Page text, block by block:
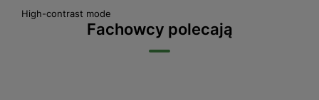
High-contrast mode
Fachowcy polecają